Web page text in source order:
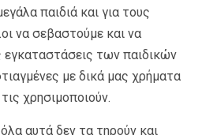
παιδιά και για τους
να σεβαστούμε και να
των παιδικών
με δικά μας χρήματα
χρησιμοποιούν.
αυτά δεν τα τηρούν και